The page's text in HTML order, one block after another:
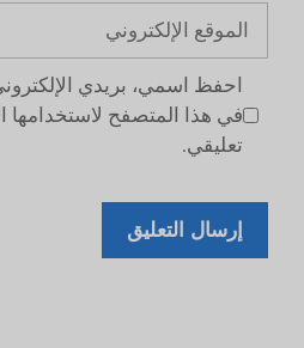
الموقع
الإلكتروني
احفظ اسمي، بريدي
في هذا المتصفح لاستخدامها
تعليقي.